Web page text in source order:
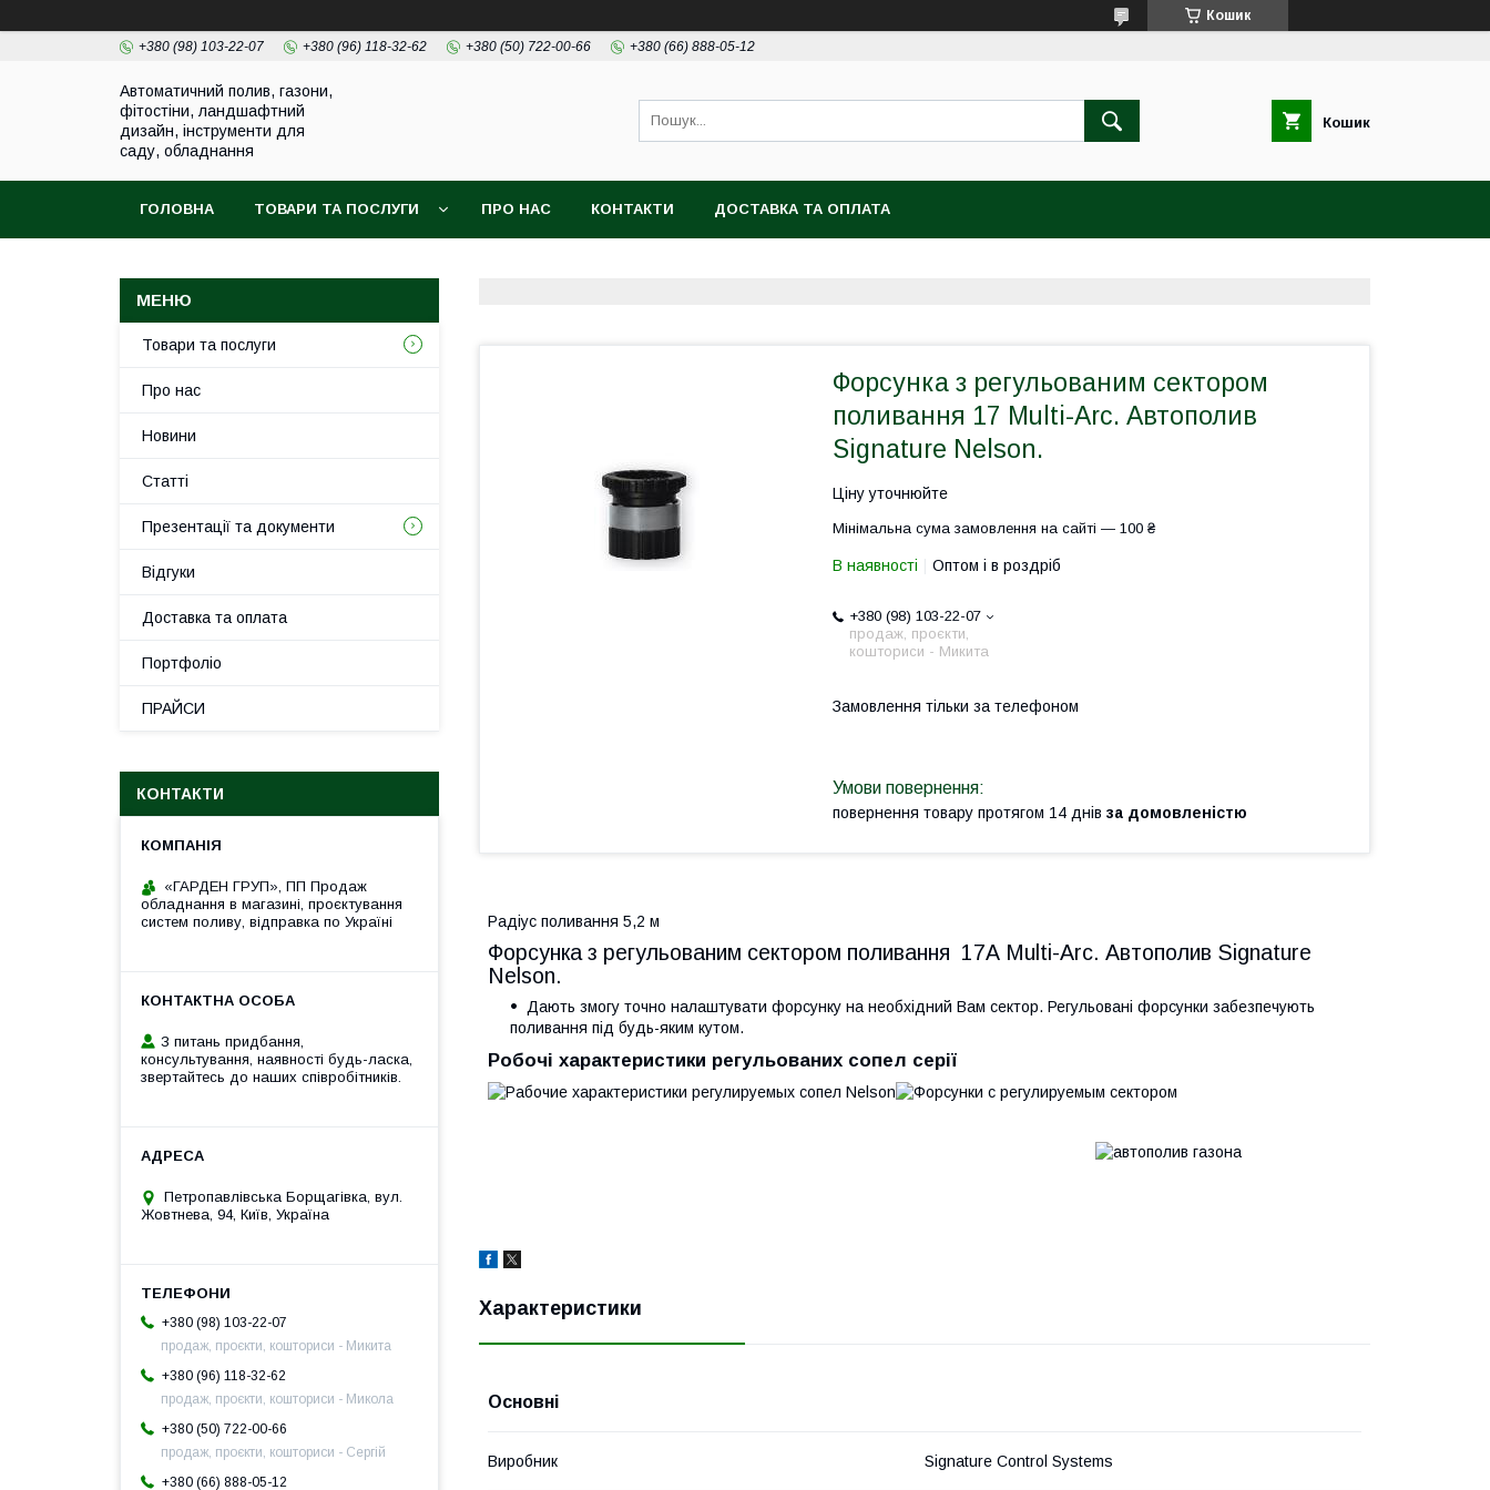
Кошик
+380 (98) 103-22-07 +380 (96) 118-32-62 +380 (50) 722-00-66 +380 (66) 888-05-12
Автоматичний полив, газони,
фітостіни, ландшафтний
дизайн, інструменти для
саду, обладнання
Кошик
ГОЛОВНА ТОВАРИ ТА ПОСЛУГИ ПРО НАС КОНТАКТИ ДОСТАВКА ТА ОПЛАТА
Форсунка з регульованим сектором
поливання 17 Multi-Arc. Автополив
Signature Nelson.
Ціну уточнюйте
Мінімальна сума замовлення на сайті — 100 ₴
В наявності Оптом і в роздріб
+380 (98) 103-22-07
продаж, проєкти,
кошториси - Микита
Замовлення тільки за телефоном
повернення товару протягом 14 днів за домовленістю
Радіус поливання 5,2 м
Форсунка з регульованим сектором поливання 17A Multi-Arc. Автополив Signature
Nelson.
Дають змогу точно налаштувати форсунку на необхідний Вам сектор. Регульовані форсунки забезпечують
поливання під будь-яким кутом.
Робочі характеристики регульованих сопел серії
Характеристики
Основні
Виробник Signature Control Systems
Товари та послуги
Про нас
Новини
Статті
Презентації та документи
Відгуки
Доставка та оплата
Портфоліо
ПРАЙСИ
КОНТАКТИ
«ГАРДЕН ГРУП», ПП Продаж
обладнання в магазині, проєктування
систем поливу, відправка по Україні
З питань придбання,
консультування, наявності будь-ласка,
звертайтесь до наших співробітників.
Петропавлівська Борщагівка, вул.
Жовтнева, 94, Київ, Україна
+380 (98) 103-22-07
продаж, проєкти, кошториси - Микита
+380 (96) 118-32-62
продаж, проєкти, кошториси - Микола
+380 (50) 722-00-66
продаж, проєкти, кошториси - Сергій
+380 (66) 888-05-12